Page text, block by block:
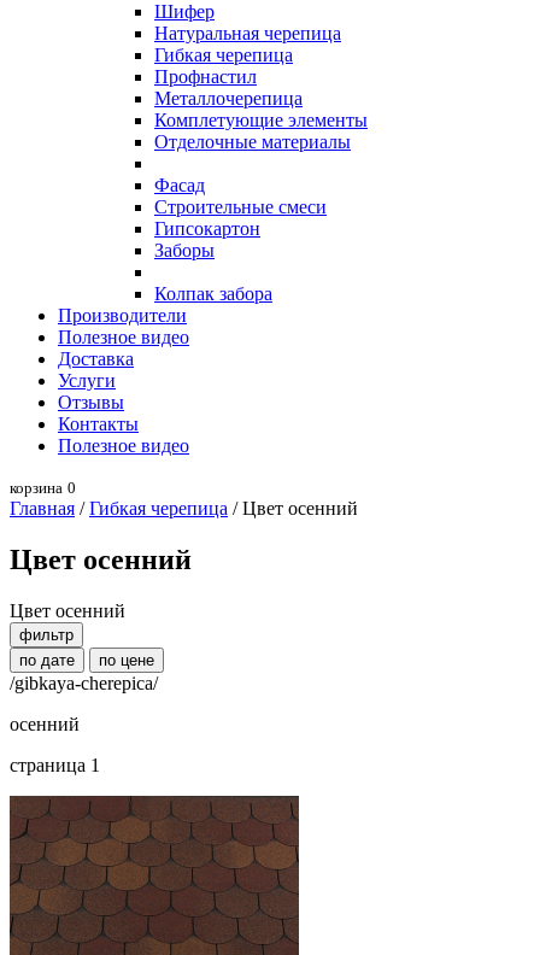
Шифер
Натуральная черепица
Гибкая черепица
Профнастил
Металлочерепица
Комплетующие элементы
Отделочные материалы
Фасад
Строительные смеси
Гипсокартон
Заборы
Колпак забора
Производители
Полезное видео
Доставка
Услуги
Отзывы
Контакты
Полезное видео
корзина 0
Главная /Гибкая черепица / Цвет осенний
Цвет осенний
Цвет осенний
фильтр
по дате
по цене
/gibkaya-cherepica/
осенний
страница 1